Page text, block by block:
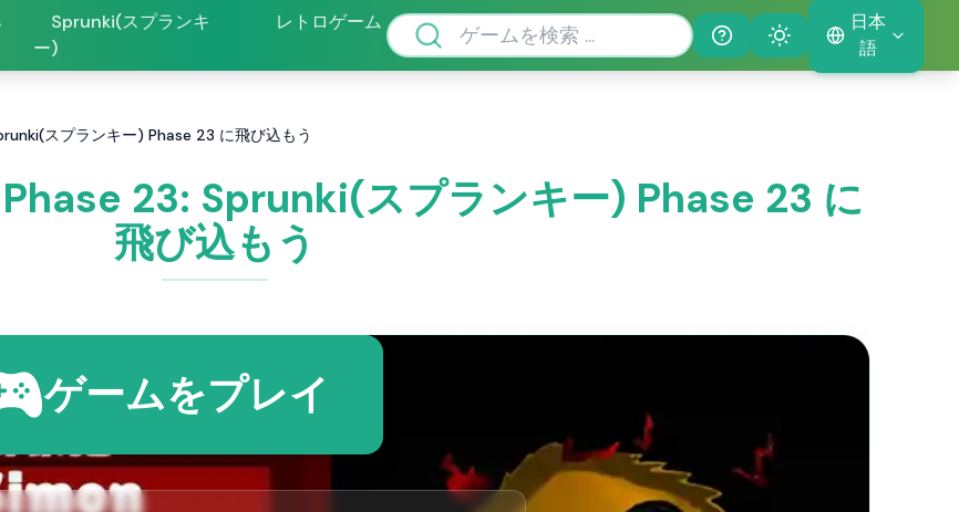
Sprunki(スプランキ
ー)
レトロゲーム
Help
Theme
日本
語
スプランキー) Phase 23 に飛び込もう
23: Sprunki(スプランキー) Phase 23 に
飛び込もう
ゲームをプレイ